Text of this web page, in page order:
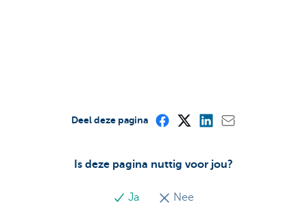
Is deze pagina nuttig voor jou?
Ja Nee
Deel deze pagina